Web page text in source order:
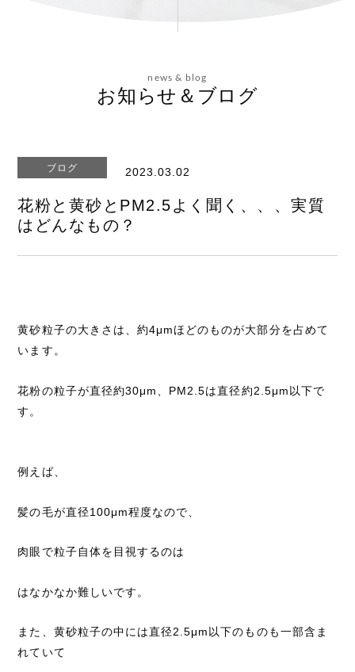
会社概要
お問い合わせ
news & blog
お知らせ＆ブログ
ブログ 2023.03.02
花粉と黄砂とPM2.5よく聞く、、、実質
はどんなもの？
黄砂粒子の大きさは、約4μmほどのものが大部分を占めて
います。
花粉の粒子が直径約30μm、PM2.5は直径約2.5μm以下で
す。
例えば、
髪の毛が直径100μm程度なので、
肉眼で粒子自体を目視するのは
はなかなか難しいです。
また、黄砂粒子の中には直径2.5μm以下のものも一部含ま
れていて